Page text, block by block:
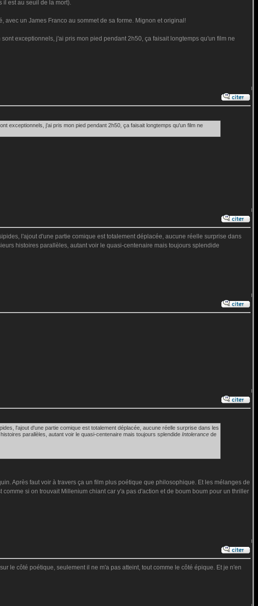
il est au seuil de la mort).
avec un James Franco au sommet de sa forme. Mignon et original!
exceptionnels, j'ai pris mon pied pendant 2h50, ça faisait longtemps qu'un film ne
exceptionnels, j'ai pris mon pied pendant 2h50, ça faisait longtemps qu'un film ne
l'ajout d'une partie comique est totalement déplacée, aucune réelle surprise dans
histoires parallèles, autant voir le quasi-centenaire mais toujours splendide
l'ajout d'une partie comique est totalement déplacée, aucune réelle surprise dans les
parallèles, autant voir le quasi-centenaire mais toujours splendide Intolerancede
Après faut voir à travers ça un film plus poétique que philosophique. Et les mélanges de
si on trouvait Millenium chiant car y'a pas d'action et de boum boum pour un thriller
le côté poétique, seulement il ne m'a pas atteint, tout comme le côté épique. Et je n'en